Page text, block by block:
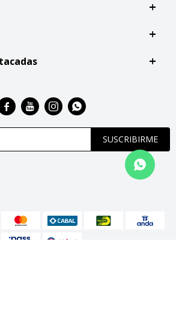
SUSCRIBIRME
   